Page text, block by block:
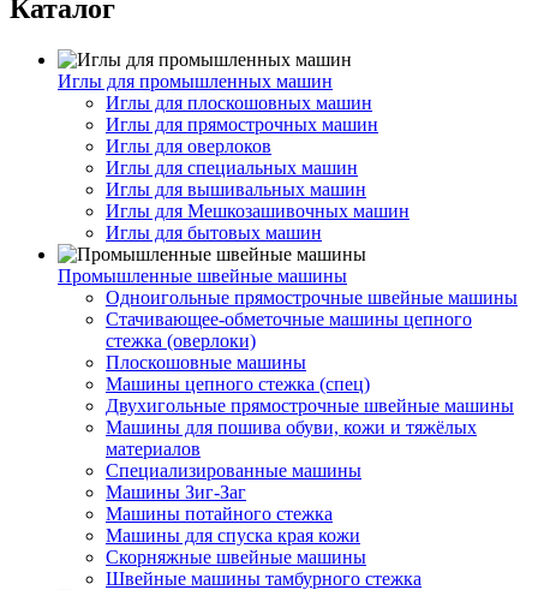
Каталог
Иглы для промышленных машин
Иглы для плоскошовных машин
Иглы для прямострочных машин
Иглы для оверлоков
Иглы для специальных машин
Иглы для вышивальных машин
Иглы для Мешкозашивочных машин
Иглы для бытовых машин
Промышленные швейные машины
Одноигольные прямострочные швейные машины
Стачивающее-обметочные машины цепного
стежка (оверлоки)
Плоскошовные машины
Машины цепного стежка (спец)
Двухигольные прямострочные швейные машины
Машины для пошива обуви, кожи и тяжёлых
материалов
Специализированные машины
Машины Зиг-Заг
Машины потайного стежка
Машины для спуска края кожи
Скорняжные швейные машины
Швейные машины тамбурного стежка